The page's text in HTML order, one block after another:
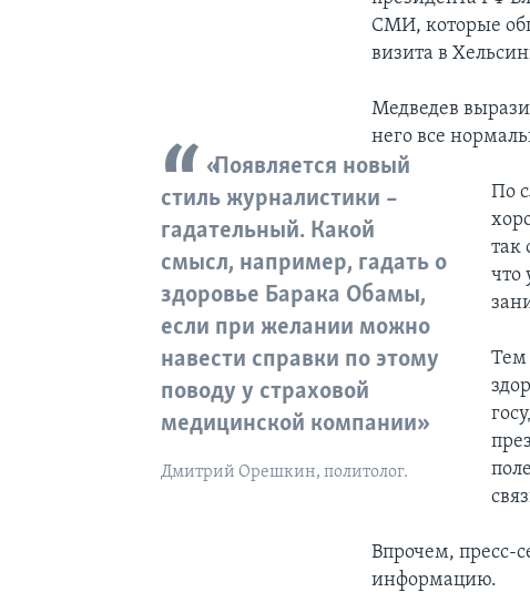
СМИ, которые
визита в
Медведев
него все
«Появляется новый
стиль журналистики –
гадательный. Какой
смысл, например, гадать о
здоровье Барака Обамы,
если при желании можно
навести справки по этому
поводу у страховой
медицинской компании»
Дмитрий Орешкин, политолог.
По
так
что
Тем
Впрочем, пресс-
информацию.